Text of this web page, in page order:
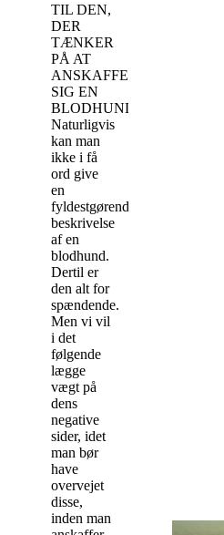
TIL DEN,
DER
TÆNKER
PÅ AT
ANSKAFFE
SIG EN
BLODHUND
Naturligvis
kan man
ikke i få
ord give
en
fyldestgørende
beskrivelse
af en
blodhund.
Dertil er
den alt for
spændende.
Men vi vil
i det
følgende
lægge
vægt på
dens
negative
sider, idet
man bør
have
overvejet
disse,
inden man